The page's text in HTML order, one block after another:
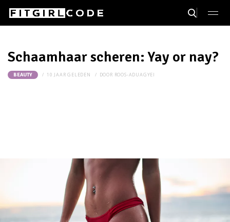
Schaamhaar scheren: Yay or nay?
BEAUTY 10 JAAR GELEDEN DOOR ROOS-ADUAGYEI